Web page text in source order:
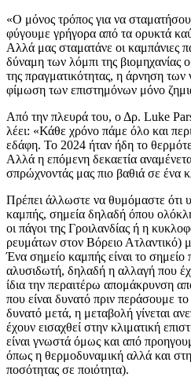
«Ο μόνος τρόπος για να
φύγουμε γρήγορα από τα ορυκτά
Αλλά μας σταματάνε οι καμπάνιες
δύναμη των λόμπι της
της πραγματικότητας, η άρνηση
φίμωση των επιστημόνων μόνο
Από την πλευρά του, ο Δρ. Luke
λέει: «Κάθε χρόνο πάμε όλο και
εδάφη. Το 2024 ήταν ήδη το
Αλλά η επόμενη δεκαετία
σπρώχνοντάς μας πιο βαθιά σε ένα
Πρέπει άλλωστε να θυμόμαστε ότι
καμπής, σημεία δηλαδή όπου
οι πάγοι της Γροιλανδίας ή η
ρευμάτων στον Βόρειο Ατλαντικό)
Ένα σημείο καμπής είναι το σημείο
αλυσιδωτή, δηλαδή η αλλαγή που
ίδια την περαιτέρω απομάκρυνση
που είναι δυνατό πριν περάσουμε
δυνατό μετά, η μεταβολή γίνεται
έχουν εισαχθεί στην κλιματική
είναι γνωστά όμως και από
όπως η θερμοδυναμική αλλά και
ποσότητας σε ποιότητα).